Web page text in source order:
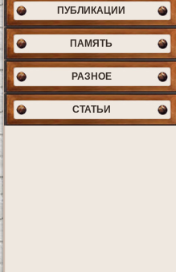
ПУБЛИКАЦИИ
ПАМЯТЬ
РАЗНОЕ
СТАТЬИ